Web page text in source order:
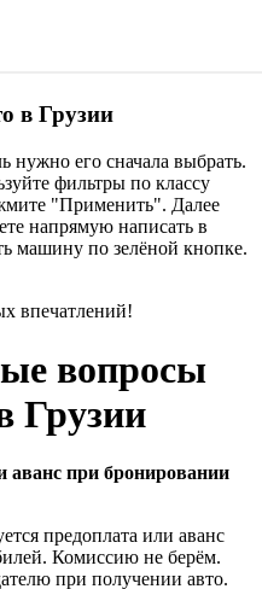
в Грузии
нужно его сначала выбрать.
фильтры по классу
"Применить". Далее
напрямую написать в
машину по зелёной кнопке.
впечатлений!
вопросы
Грузии
аванс при бронировании
предоплата или аванс
Комиссию не берём.
при получении авто.